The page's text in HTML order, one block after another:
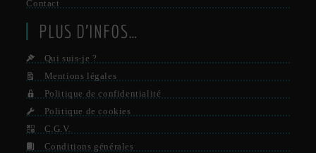
Contact
PLUS D’INFOS…
Qui suis-je ?
Mentions légales
Politique de confidentialité
Politique de cookies
C.G.V.
Conditions générales